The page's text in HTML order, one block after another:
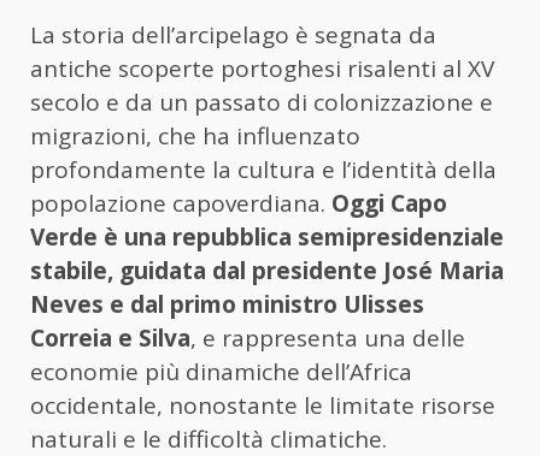
La storia dell’arcipelago è segnata da
antiche scoperte portoghesi risalenti al XV
secolo e da un passato di colonizzazione e
migrazioni, che ha influenzato
profondamente la cultura e l’identità della
popolazione capoverdiana. Oggi Capo
Verde è una repubblica semipresidenziale
stabile, guidata dal presidente José Maria
Neves e dal primo ministro Ulisses
Correia e Silva, e rappresenta una delle
economie più dinamiche dell’Africa
occidentale, nonostante le limitate risorse
naturali e le difficoltà climatiche.